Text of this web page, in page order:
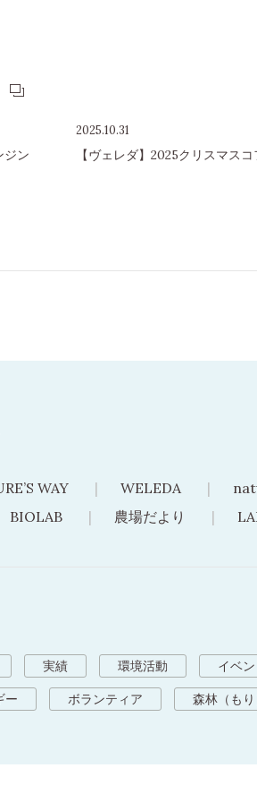
ジン
2025.10.31
【ヴェレダ】2025クリスマス
WAY WELEDA
BIOLAB 農場だより
実績 環境活動 イベン
ー ボランティア 森林（も